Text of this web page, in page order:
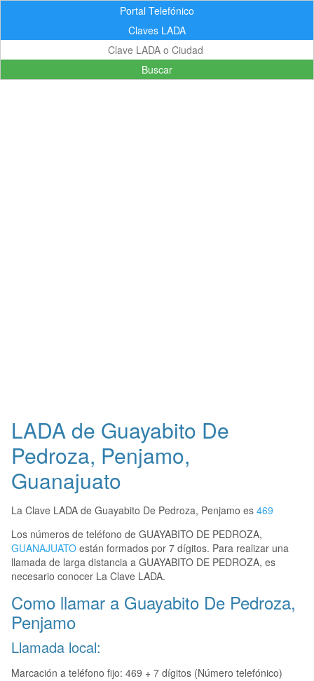
Portal Telefónico
Claves LADA
Buscar
LADA de Guayabito De
Pedroza, Penjamo,
Guanajuato
La Clave LADA de Guayabito De Pedroza, Penjamo es 469
Los números de teléfono de GUAYABITO DE PEDROZA,
GUANAJUATO están formados por 7 dígitos. Para realizar una
llamada de larga distancia a GUAYABITO DE PEDROZA, es
necesario conocer La Clave LADA.
Como llamar a Guayabito De Pedroza,
Penjamo
Llamada local:
Marcación a teléfono fijo: 469 + 7 dígitos (Número telefónico)